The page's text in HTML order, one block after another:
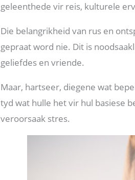
geleenthede vir reis, kulturele
Die belangrikheid van rus en
gepraat word nie. Dit is
geliefdes en vriende.
Maar, hartseer, diegene wat
tyd wat hulle het vir hul basiese
veroorsaak stres.